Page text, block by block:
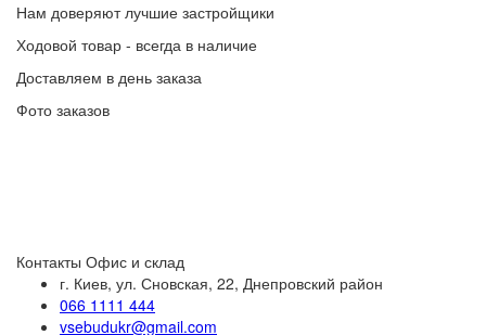
Нам доверяют лучшие застройщики
Ходовой товар - всегда в наличие
Доставляем в день заказа
Фото заказов
Контакты Офис и склад
г. Киев, ул. Сновская, 22, Днепровский район
066 1111 444
vsebudukr@gmail.com